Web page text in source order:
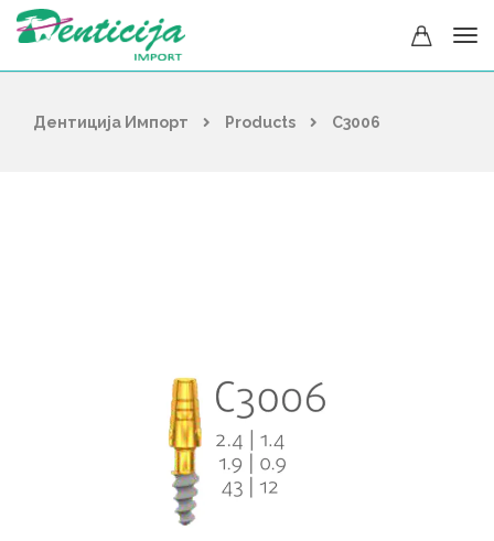
Дентиција Импорт Products C3006